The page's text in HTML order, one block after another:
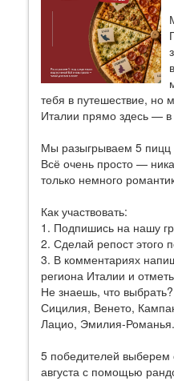
тебя в путешествие, но
Италии прямо здесь —
Мы разыгрываем 5 пицц
Всё очень просто —
только немного
Как участвовать:
1. Подпишись на нашу
2. Сделай репост этого
3. В комментариях
региона Италии и
Не знаешь, что
Сицилия, Венето,
Лацио, Эмилия‑Романья.
5 победителей
августа с помощью